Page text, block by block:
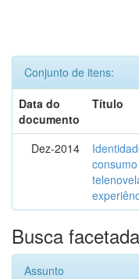
Conjunto de itens:
Data do
documento
Título
Dez-2014
Busca facetada
Assunto